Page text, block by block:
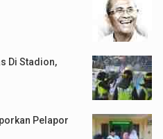
Di Stadion,
Pelapor